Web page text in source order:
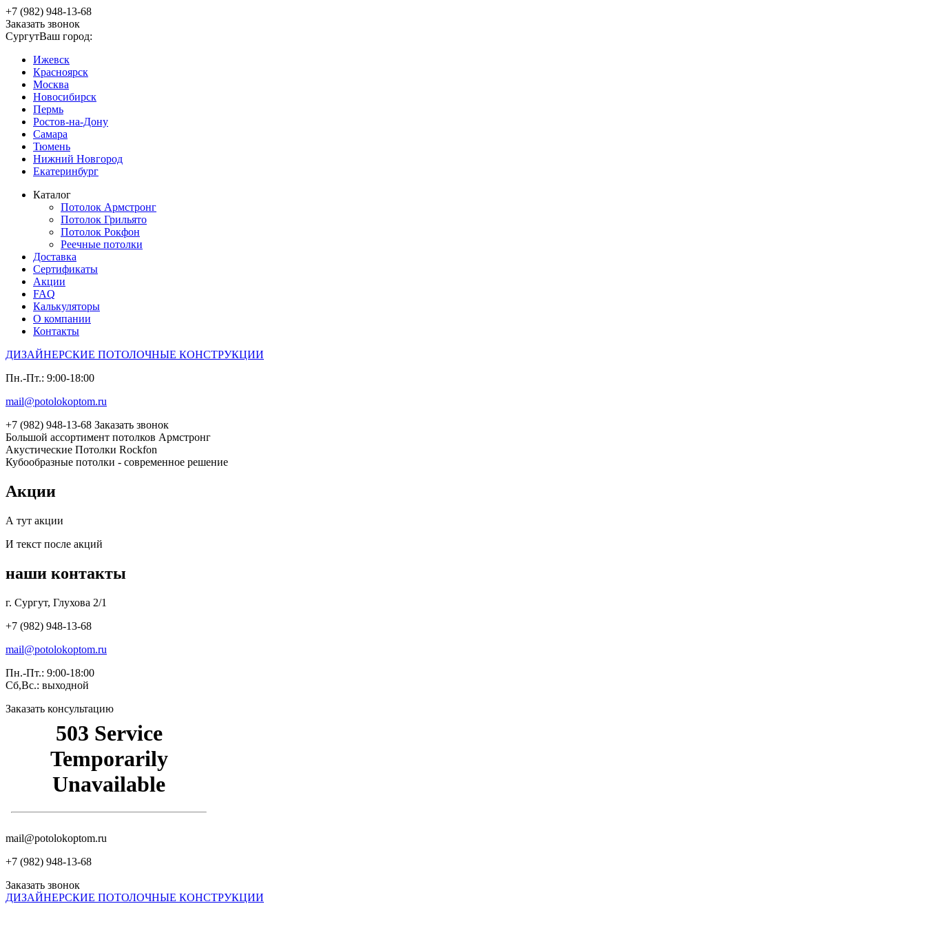
+7 (982) 948-13-68
Заказать звонок
СургутВаш город:
Ижевск
Красноярск
Москва
Новосибирск
Пермь
Ростов-на-Дону
Самара
Тюмень
Нижний Новгород
Екатеринбург
Каталог
Потолок Армстронг
Потолок Грильято
Потолок Рокфон
Реечные потолки
Доставка
Сертификаты
Акции
FAQ
Калькуляторы
О компании
Контакты
ДИЗАЙНЕРСКИЕ ПОТОЛОЧНЫЕ КОНСТРУКЦИИ
Пн.-Пт.: 9:00-18:00
mail@potolokoptom.ru
+7 (982) 948-13-68 Заказать звонок
Большой ассортимент потолков Армстронг
Акустические Потолки Rockfon
Кубообразные потолки - современное решение
Акции
А тут акции
И текст после акций
наши контакты
г. Сургут, Глухова 2/1
+7 (982) 948-13-68
mail@potolokoptom.ru
Пн.-Пт.: 9:00-18:00
Сб,Вс.: выходной
Заказать консультацию
mail@potolokoptom.ru
+7 (982) 948-13-68
Заказать звонок
ДИЗАЙНЕРСКИЕ ПОТОЛОЧНЫЕ КОНСТРУКЦИИ